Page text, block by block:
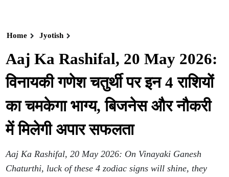
Home Jyotish
Aaj Ka Rashifal, 20 May 2026:
विनायकी गणेश चतुर्थी पर इन 4 राशियों
का चमकेगा भाग्य, बिजनेस और नौकरी
में मिलेगी अपार सफलता
Aaj Ka Rashifal, 20 May 2026: On Vinayaki Ganesh
Chaturthi, luck of these 4 zodiac signs will shine, they